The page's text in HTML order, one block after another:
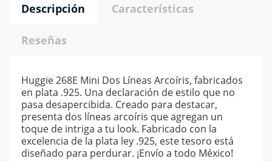
Descripción Características
Reseñas
Huggie 268E Mini Dos Líneas Arcoíris, fabricados
en plata .925. Una declaración de estilo que no
pasa desapercibida. Creado para destacar,
presenta dos líneas arcoíris que agregan un
toque de intriga a tu look. Fabricado con la
excelencia de la plata ley .925, este tesoro está
diseñado para perdurar. ¡Envío a todo México!